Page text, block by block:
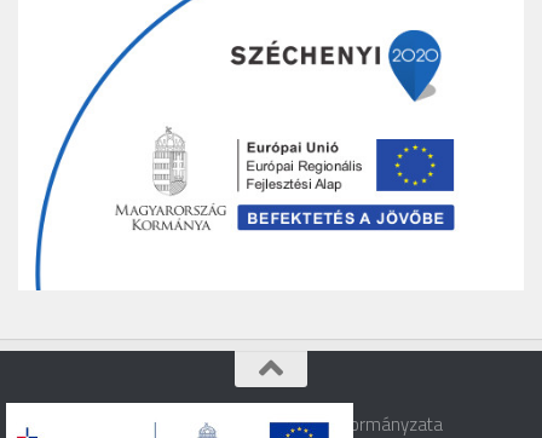
Varbó © 2026. Varbó Község Önkormányzata